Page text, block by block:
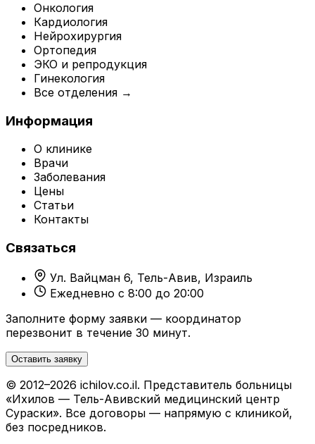
Онкология
Кардиология
Нейрохирургия
Ортопедия
ЭКО и репродукция
Гинекология
Все отделения →
Информация
О клинике
Врачи
Заболевания
Цены
Статьи
Контакты
Связаться
Ул. Вайцман 6, Тель-Авив, Израиль
Ежедневно с 8:00 до 20:00
Заполните форму заявки — координатор
перезвонит в течение 30 минут.
Оставить заявку
© 2012–2026 ichilov.co.il. Представитель больницы
«Ихилов — Тель-Авивский медицинский центр
Сураски». Все договоры — напрямую с клиникой,
без посредников.